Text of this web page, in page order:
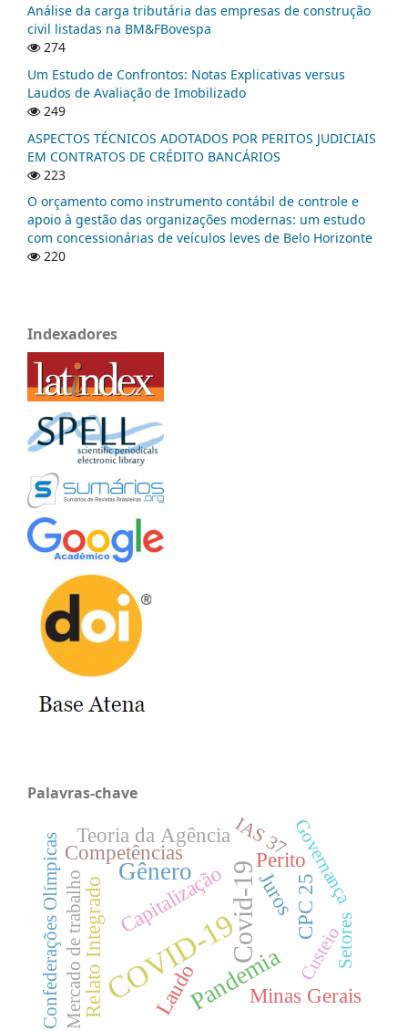
Análise da carga tributária das empresas de construção
civil listadas na BM&FBovespa
274
Um Estudo de Confrontos: Notas Explicativas versus
Laudos de Avaliação de Imobilizado
249
ASPECTOS TÉCNICOS ADOTADOS POR PERITOS JUDICIAIS
EM CONTRATOS DE CRÉDITO BANCÁRIOS
223
O orçamento como instrumento contábil de controle e
apoio à gestão das organizações modernas: um estudo
com concessionárias de veículos leves de Belo Horizonte
220
Indexadores
Palavras-chave
COVID-19Covid-19
Gênero
Pandemia
Capitalização Juros
Laudo
Perito
Competências
Minas Gerais
Relato Integrado CPC 25
Teoria da Agência Governança
Confederações Olímpicas Custeio
Mercado de trabalho Setores
IAS 37